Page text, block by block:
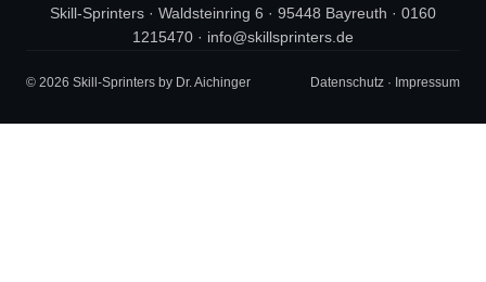
Skill-Sprinters · Waldsteinring 6 · 95448 Bayreuth · 0160
1215470 · info@skillsprinters.de
© 2026 Skill-Sprinters by Dr. Aichinger Datenschutz · Impressum